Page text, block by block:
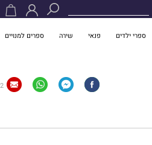
ספרי ילדים פנאי שירה ספרים למנויים
2